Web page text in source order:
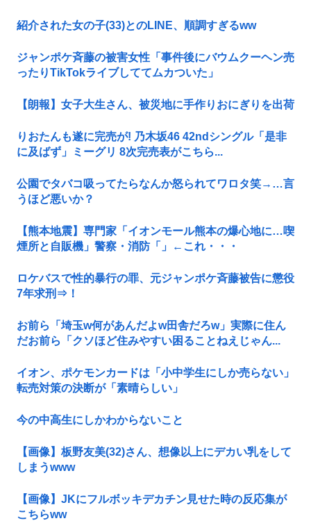
紹介された女の子(33)とのLINE、順調すぎるww
ジャンポケ斉藤の被害女性「事件後にバウムクーヘン売
ったりTikTokライブしててムカついた」
【朗報】女子大生さん、被災地に手作りおにぎりを出荷
りおたんも遂に完売が! 乃木坂46 42ndシングル「是非
に及ばず」ミーグリ 8次完売表がこちら...
公園でタバコ吸ってたらなんか怒られてワロタ笑→…言
うほど悪いか？
【熊本地震】専門家「イオンモール熊本の爆心地に…喫
煙所と自販機」警察・消防「」←これ・・・
ロケバスで性的暴行の罪、元ジャンポケ斉藤被告に懲役
7年求刑⇒！
お前ら「埼玉w何があんだよw田舎だろw」実際に住ん
だお前ら「クソほど住みやすい困ることねえじゃん...
イオン、ポケモンカードは「小中学生にしか売らない」
転売対策の決断が「素晴らしい」
今の中高生にしかわからないこと
【画像】板野友美(32)さん、想像以上にデカい乳をして
しまうwww
【画像】JKにフルボッキデカチン見せた時の反応集が
こちらww